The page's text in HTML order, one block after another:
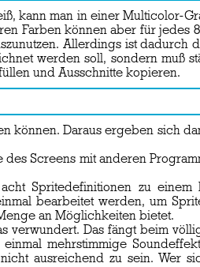
kann man in einer Multicolor-
Farben können aber für jedes
Allerdings ist dadurch
werden soll, sondern muß
und Ausschnitte kopieren.
können. Daraus ergeben sich
Screens mit anderen
Spritedefinitionen zu einem
bearbeitet werden, um
an Möglichkeiten bietet.
verwundert. Das fängt beim
mehrstimmige
ausreichend zu sein. Wer